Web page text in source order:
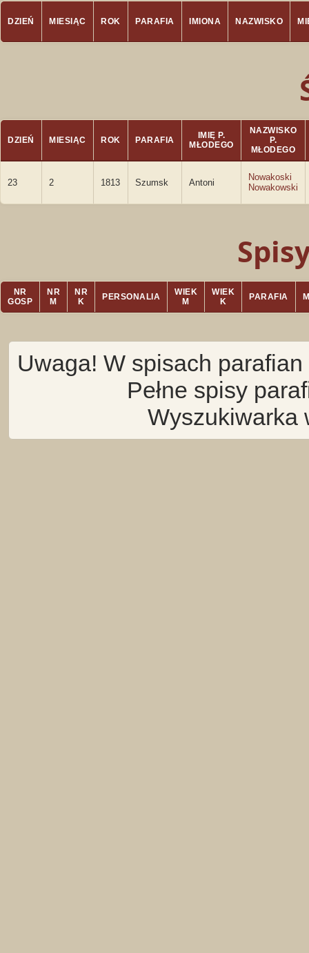
DZIEŃ MIESIĄC ROK PARAFIA IMIONA NAZWISKO
DZIEŃ MIESIĄC ROK PARAFIA
IMIĘ P.
MŁODEGO
NAZWISKO
P.
MŁODEGO
23 2 1813 Szumsk Antoni
Nowakoski
Nowakowski
NR
GOSP
NR
M
NR
K
PERSONALIA
WIEK
M
WIEK
K
PARAFIA
Uwaga! W spisach
Pełne spisy
Wyszukiwarka